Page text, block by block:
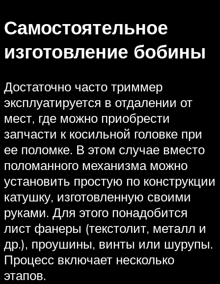
Самостоятельное
изготовление бобины
Достаточно часто триммер
эксплуатируется в отдалении от
мест, где можно приобрести
запчасти к косильной головке при
ее поломке. В этом случае вместо
поломанного механизма можно
установить простую по конструкции
катушку, изготовленную своими
руками. Для этого понадобится
лист фанеры (текстолит, металл и
др.), проушины, винты или шурупы.
Процесс включает несколько
этапов.